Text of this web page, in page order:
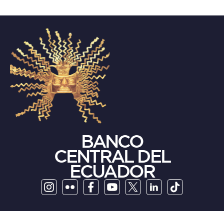
BANCO
CENTRAL DEL
ECUADOR